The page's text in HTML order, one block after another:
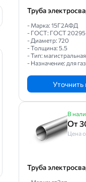
Труба
- Марка: 15Г2АФД
- ГОСТ: ГОСТ
- Диаметр: 720
- Толщина: 5.5
- Тип: магистральная
- Назначение: для
Уточнить
В
От
Цена
Труба